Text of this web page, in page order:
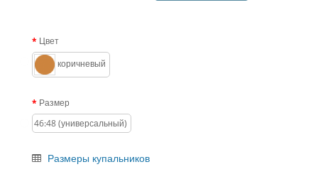
Цвет
коричневый
Размер
46:48 (универсальный)
Размеры купальников